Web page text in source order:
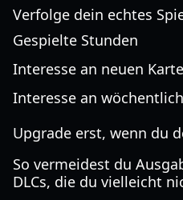
Verfolge dein echtes
Gespielte Stunden
Interesse an neuen
Interesse an
Upgrade erst, wenn du
So vermeidest du
DLCs, die du vielleicht